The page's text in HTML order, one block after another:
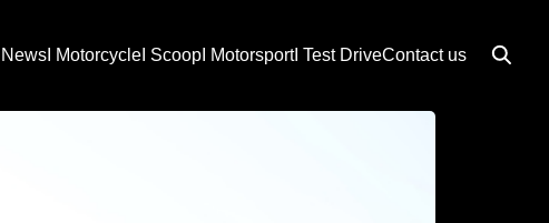
I News I Motorcycle I Scoop I MotorsportI Test DriveContact us